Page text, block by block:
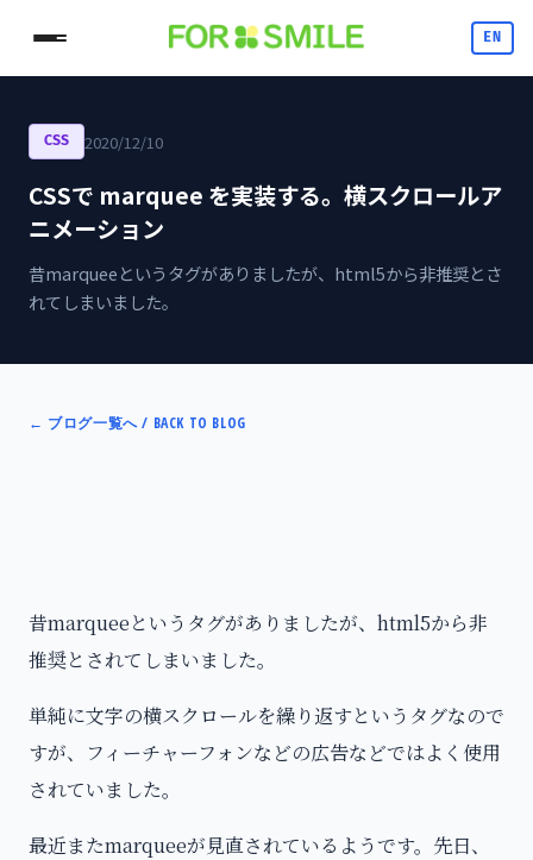
EN
CSS 2020/12/10
CSSで marquee を実装する。横スクロールア
ニメーション
昔marqueeというタグがありましたが、html5から非推奨とさ
れてしまいました。
← ブログ一覧へ / BACK TO BLOG
昔marqueeというタグがありましたが、html5から非
推奨とされてしまいました。
単純に文字の横スクロールを繰り返すというタグなので
すが、フィーチャーフォンなどの広告などではよく使用
されていました。
最近またmarqueeが見直されているようです。先日、